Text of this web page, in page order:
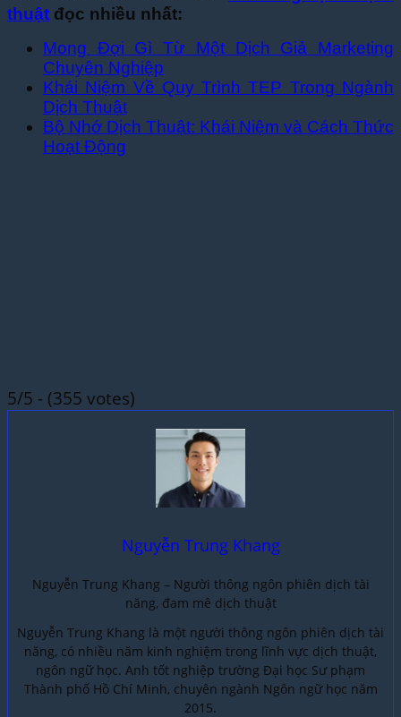
thuật đọc nhiều nhất:
Mong Đợi Gì Từ Một Dịch Giả Marketing
Chuyên Nghiệp
Khái Niệm Về Quy Trình TEP Trong Ngành
Dịch Thuật
Bộ Nhớ Dịch Thuật: Khái Niệm và Cách Thức
Hoạt Động
5/5 - (355 votes)
Nguyễn Trung Khang
Nguyễn Trung Khang – Người thông ngôn phiên dịch tài
năng, đam mê dịch thuật
Nguyễn Trung Khang là một người thông ngôn phiên dịch tài
năng, có nhiều năm kinh nghiệm trong lĩnh vực dịch thuật,
ngôn ngữ học. Anh tốt nghiệp trường Đại học Sư phạm
Thành phố Hồ Chí Minh, chuyên ngành Ngôn ngữ học năm
2015.